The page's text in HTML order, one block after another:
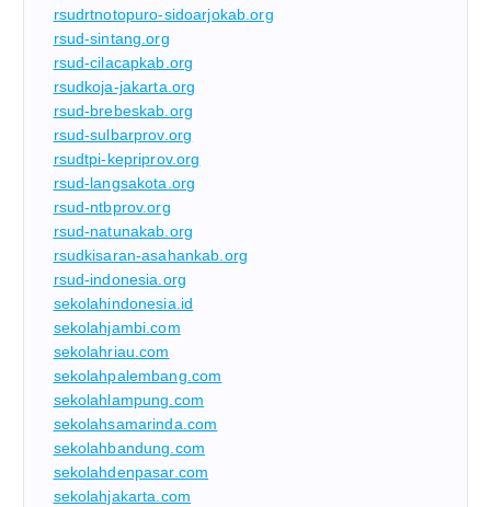
rsudrtnotopuro-sidoarjokab.org
rsud-sintang.org
rsud-cilacapkab.org
rsudkoja-jakarta.org
rsud-brebeskab.org
rsud-sulbarprov.org
rsudtpi-kepriprov.org
rsud-langsakota.org
rsud-ntbprov.org
rsud-natunakab.org
rsudkisaran-asahankab.org
rsud-indonesia.org
sekolahindonesia.id
sekolahjambi.com
sekolahriau.com
sekolahpalembang.com
sekolahlampung.com
sekolahsamarinda.com
sekolahbandung.com
sekolahdenpasar.com
sekolahjakarta.com